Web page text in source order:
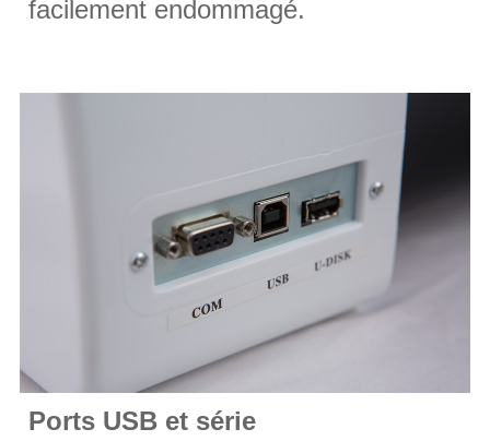
facilement endommagé.
Ports USB et série